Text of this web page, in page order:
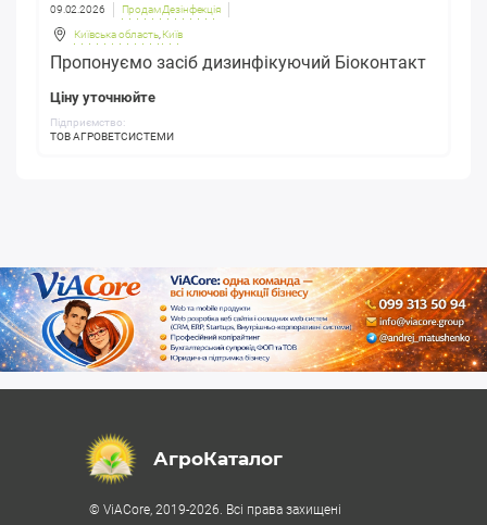
09.02.2026 Продам Дезінфекція
Київська область, Київ
Пропонуємо засіб дизинфікуючий Біоконтакт
Ціну уточнюйте
Підприємство:
ТОВ АГРОВЕТСИСТЕМИ
АгроКаталог
© ViACore, 2019-2026. Всі права захищені